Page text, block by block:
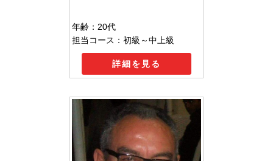
年齢：20代
担当コース：初級～中上級
詳細を見る